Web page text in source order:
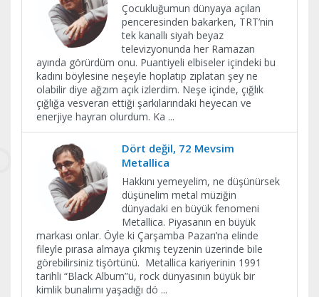
Çocukluğumun dünyaya açılan
penceresinden bakarken, TRT’nin
tek kanallı siyah beyaz
televizyonunda her Ramazan
ayında görürdüm onu. Puantiyeli elbiseler içindeki bu
kadını böylesine neşeyle hoplatıp zıplatan şey ne
olabilir diye ağzım açık izlerdim. Neşe içinde, çığlık
çığlığa vesveran ettiği şarkılarındaki heyecan ve
enerjiye hayran olurdum. Ka ...
Dört değil, 72 Mevsim
Metallica
Hakkını yemeyelim, ne düşünürsek
düşünelim metal müziğin
dünyadaki en büyük fenomeni
Metallica. Piyasanın en büyük
markası onlar. Öyle ki Çarşamba Pazarı’na elinde
fileyle pırasa almaya çıkmış teyzenin üzerinde bile
görebilirsiniz tişörtünü. Metallica kariyerinin 1991
tarihli “Black Album”ü, rock dünyasının büyük bir
kimlik bunalımı yaşadığı dö ...